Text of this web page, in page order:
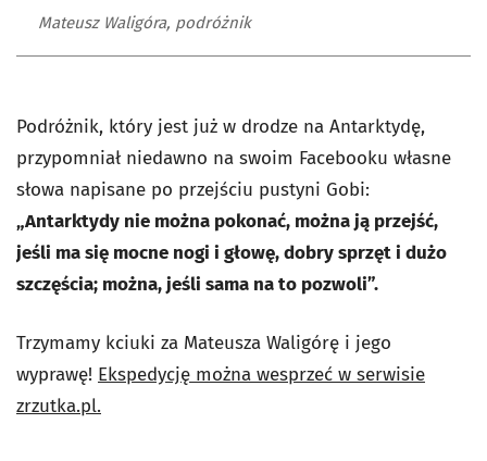
Mateusz Waligóra, podróżnik
Podróżnik, który jest już w drodze na Antarktydę,
przypomniał niedawno na swoim Facebooku własne
słowa napisane po przejściu pustyni Gobi:
„Antarktydy nie można pokonać, można ją przejść,
jeśli ma się mocne nogi i głowę, dobry sprzęt i dużo
szczęścia; można, jeśli sama na to pozwoli”.
Trzymamy kciuki za Mateusza Waligórę i jego
wyprawę! Ekspedycję można wesprzeć w serwisie
zrzutka.pl.